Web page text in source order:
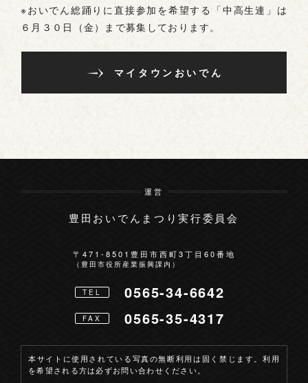
※おいでん総踊りに直接参加を希望する「中高生連」は
６月３０日（金）まで募集しております。
マイタウンおいでん
運営
豊田おいでんまつり実行委員会
〒471-8501 豊田市西町3丁目60番地
（豊田市役所産業振興課内）
TEL 0565-34-6642
FAX 0565-35-4317
本サイトに使用されている写真の無断利用は固く禁じます。利用
を希望される方は必ずお問い合わせください。